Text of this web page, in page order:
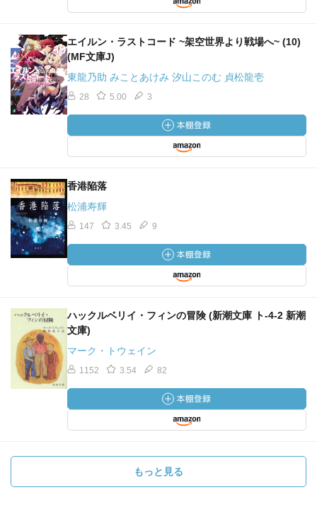
エイルン・ラストコード ~架空世界より戦場へ~ (10)
(MF文庫J)
東龍乃助 みことあけみ 汐山このむ 貞松龍壱
28 5.00 3
香港陥落
松浦寿輝
147 3.45 9
ハックルベリイ・フィンの冒険 (新潮文庫 ト-4-2 新潮
文庫)
マーク・トウェイン
1152 3.54 82
もっと見る